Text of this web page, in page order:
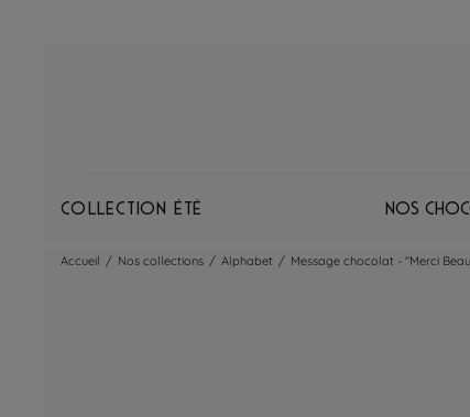
Collection Été Nos
Accueil / Nos collections / Alphabet / Message chocolat - "Merci